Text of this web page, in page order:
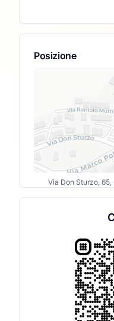
Posizione
Via Don Sturzo,